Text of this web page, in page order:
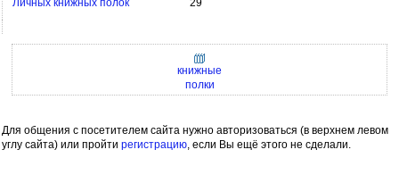
Личных книжных полок
29
книжные
полки
Для общения с посетителем сайта нужно авторизоваться (в верхнем левом
углу сайта) или пройти регистрацию, если Вы ещё этого не сделали.